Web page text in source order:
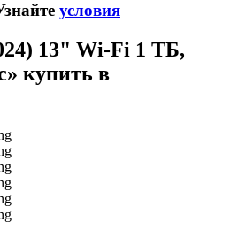
условия
13" Wi-Fi 1 ТБ,
купить в